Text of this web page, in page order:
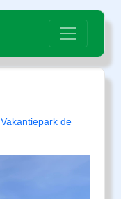
Vakantiepark de